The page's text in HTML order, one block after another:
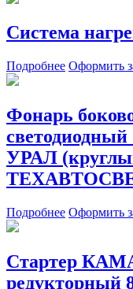
Система
Подробнее Оформить
Фонарь
УРАЛ
Подробнее Оформить
Стартер
редукторный